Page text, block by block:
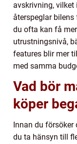
avskrivning,
återspeglar
du ofta kan få
utrustningsnivå,
features blir mer
med samma
Vad bör
köper
Innan du
du ta hänsyn till